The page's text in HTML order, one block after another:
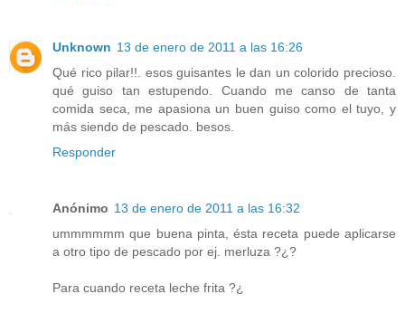
Unknown 13 de enero de 2011 a las 16:26
Qué rico pilar!!. esos guisantes le dan un colorido precioso.
qué guiso tan estupendo. Cuando me canso de tanta
comida seca, me apasiona un buen guiso como el tuyo, y
más siendo de pescado. besos.
Responder
Anónimo 13 de enero de 2011 a las 16:32
ummmmmm que buena pinta, ésta receta puede aplicarse
a otro tipo de pescado por ej. merluza ?¿?
Para cuando receta leche frita ?¿